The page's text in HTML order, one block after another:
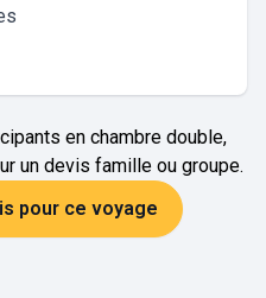
en chambre double,
un devis famille ou groupe.
pour ce voyage